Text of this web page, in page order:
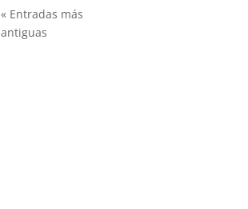
« Entradas más
antiguas